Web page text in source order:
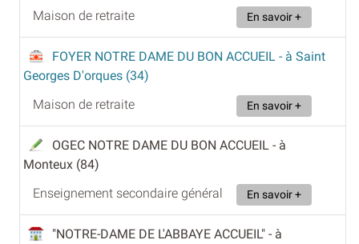
Maison de retraite
En savoir +
FOYER NOTRE DAME DU BON ACCUEIL - à Saint
Georges D'orques (34)
Maison de retraite
En savoir +
OGEC NOTRE DAME DU BON ACCUEIL - à
Monteux (84)
Enseignement secondaire général
En savoir +
"NOTRE-DAME DE L'ABBAYE ACCUEIL" - à